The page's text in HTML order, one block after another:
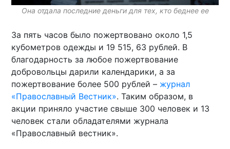
Она отдала последние деньги для тех, кто беднее ее
За пять часов было пожертвовано около 1,5
кубометров одежды и 19 515, 63 рублей. В
благодарность за любое пожертвование
добровольцы дарили календарики, а за
пожертвование более 500 рублей – журнал
«Православный Вестник». Таким образом, в
акции приняло участие свыше 300 человек и 13
человек стали обладателями журнала
«Православный вестник».